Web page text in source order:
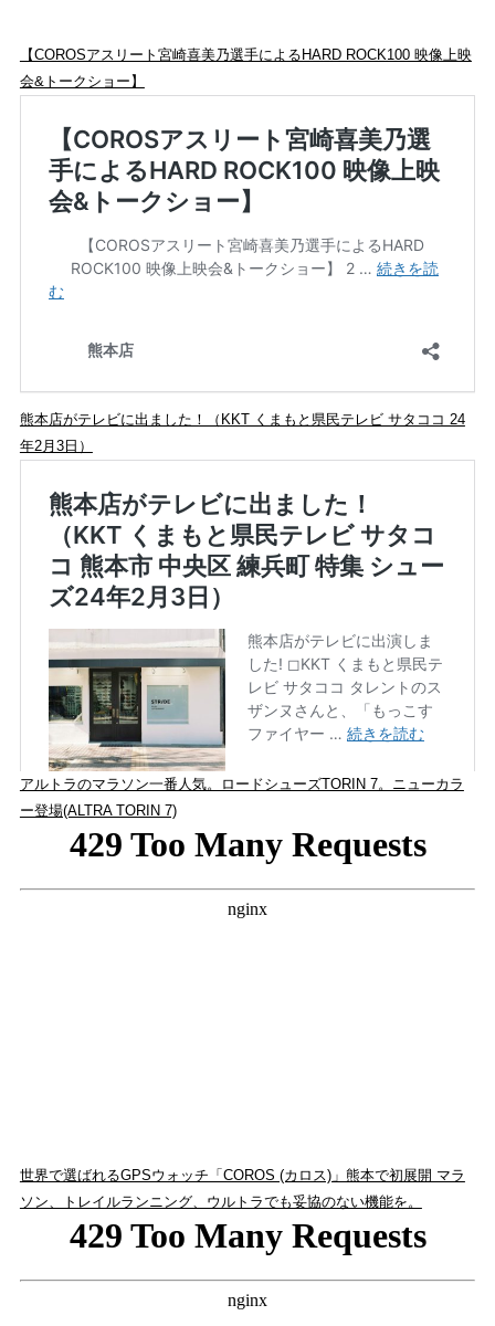
【COROSアスリート宮崎喜美乃選手によるHARD ROCK100 映像上映
会&トークショー】
熊本店がテレビに出ました！（KKT くまもと県民テレビ サタココ 24
年2月3日）
アルトラのマラソン一番人気。ロードシューズTORIN 7。ニューカラ
ー登場(ALTRA TORIN 7)
世界で選ばれるGPSウォッチ「COROS (カロス)」熊本で初展開 マラ
ソン、トレイルランニング、ウルトラでも妥協のない機能を。